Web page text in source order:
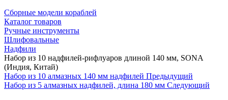
Сборные модели кораблей
Каталог товаров
Ручные инструменты
Шлифовальные
Надфили
Набор из 10 надфилей-рифлуаров длиной 140 мм, SONA
(Индия, Китай)
Набор из 10 алмазных 140 мм надфилей Предыдущий
Набор из 5 алмазных надфилей, длина 180 мм Следующий